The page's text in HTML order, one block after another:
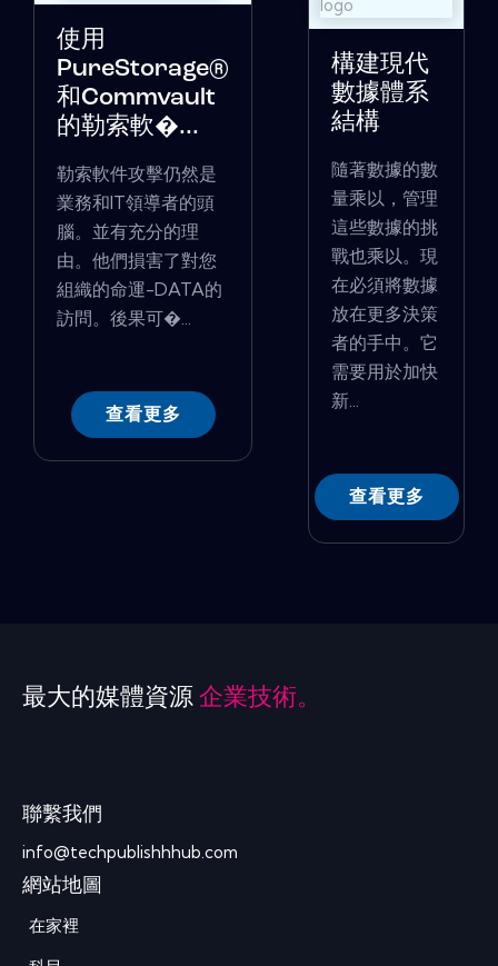
使用
PureStorage®
和Commvault
的勒索軟�...
勒索軟件攻擊仍然是
業務和IT領導者的頭
腦。並有充分的理
由。他們損害了對您
組織的命運-DATA的
訪問。後果可�...
查看更多
構建現代
數據體系
結構
隨著數據的數
量乘以，管理
這些數據的挑
戰也乘以。現
在必須將數據
放在更多決策
者的手中。它
需要用於加快
新...
查看更多
最大的媒體資源 企業技術。
聯繫我們
info@techpublishhhub.com
網站地圖
在家裡